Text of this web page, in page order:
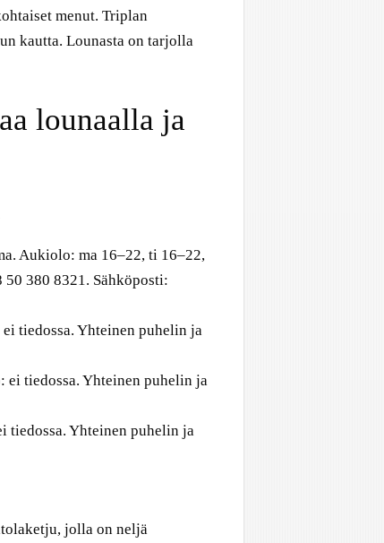
menut. Triplan
kautta. Lounasta on tarjolla
lounaalla ja
Aukiolo: ma 16–22, ti 16–22,
380 8321. Sähköposti:
tiedossa. Yhteinen puhelin ja
tiedossa. Yhteinen puhelin ja
tiedossa. Yhteinen puhelin ja
jolla on neljä